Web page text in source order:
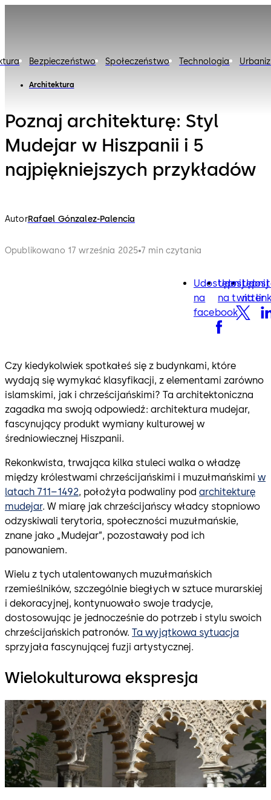
Bezpieczeństwo Społeczeństwo Technologia
Architektura
Poznaj architekturę: Styl
Mudejar w Hiszpanii i 5
najpiękniejszych przykładów
AutorRafael Gónzalez-Palencia
Opublikowano 17 września 2025 7 min czytania
Udostępnij
na
facebook
facebook
Udostępnij
na twitter
twitter
na
Czy kiedykolwiek spotkałeś się z budynkami, które
wydają się wymykać klasyfikacji, z elementami zarówno
islamskimi, jak i chrześcijańskimi? Ta architektoniczna
zagadka ma swoją odpowiedź: architektura mudejar,
fascynujący produkt wymiany kulturowej w
średniowiecznej Hiszpanii.
Rekonkwista, trwająca kilka stuleci walka o władzę
między królestwami chrześcijańskimi i muzułmańskimi w
latach 711–1492, położyła podwaliny pod architekturę
mudejar. W miarę jak chrześcijańscy władcy stopniowo
odzyskiwali terytoria, społeczności muzułmańskie,
znane jako „Mudejar”, pozostawały pod ich
panowaniem.
Wielu z tych utalentowanych muzułmańskich
rzemieślników, szczególnie biegłych w sztuce murarskiej
i dekoracyjnej, kontynuowało swoje tradycje,
dostosowując je jednocześnie do potrzeb i stylu swoich
chrześcijańskich patronów. Ta wyjątkowa sytuacja
sprzyjała fascynującej fuzji artystycznej.
Wielokulturowa ekspresja